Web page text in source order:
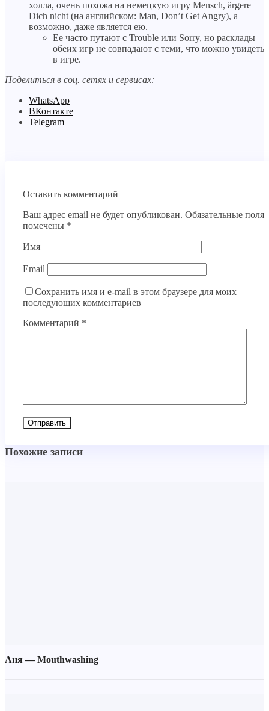
холла, очень похожа на немецкую игру Mensch, ärgere
Dich nicht (на английском: Man, Don’t Get Angry), а
возможно, даже является ею.
Ее часто путают с Trouble или Sorry, но расклады
обеих игр не совпадают с теми, что можно увидеть
в игре.
Поделиться в соц. сетях и сервисах:
WhatsApp
ВКонтакте
Telegram
Оставить комментарий
Ваш адрес email не будет опубликован. Обязательные поля
помечены *
Имя
Email
Сохранить имя и e-mail в этом браузере для моих
последующих комментариев
Комментарий *
Похожие записи
Аня — Mouthwashing